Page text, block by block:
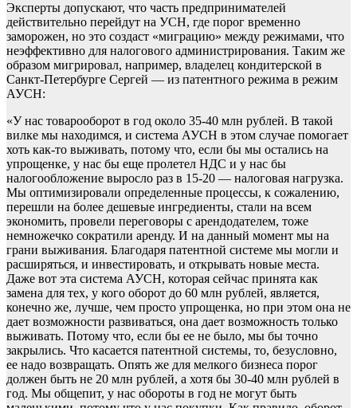
Эксперты допускают, что часть предпринимателей
действительно перейдут на УСН, где порог временно
заморожен, но это создаст «миграцию» между режимами, что
неэффективно для налогового администрирования. Таким же
образом мигрировал, например, владелец кондитерской в
Санкт-Петербурге Сергей — из патентного режима в режим
АУСН:
«У нас товарооборот в год около 35-40 млн рублей. В такой
вилке мы находимся, и система АУСН в этом случае помогает
хоть как-то выживать, потому что, если бы мы остались на
упрощенке, у нас бы еще пролетел НДС и у нас бы
налогообложение выросло раз в 15-20 — налоговая нагрузка.
Мы оптимизировали определенные процессы, к сожалению,
перешли на более дешевые ингредиенты, стали на всем
экономить, провели переговоры с арендодателем, тоже
немножечко сократили аренду. И на данный момент мы на
грани выживания. Благодаря патентной системе мы могли и
расширяться, и инвестировать, и открывать новые места.
Даже вот эта система АУСН, которая сейчас принята как
замена для тех, у кого оборот до 60 млн рублей, является,
конечно же, лучше, чем просто упрощенка, но при этом она не
дает возможности развиваться, она дает возможность только
выживать. Потому что, если бы ее не было, мы бы точно
закрылись. Что касается патентной системы, то, безусловно,
ее надо возвращать. Опять же для мелкого бизнеса порог
должен быть не 20 млн рублей, а хотя бы 30-40 млн рублей в
год. Мы общепит, у нас обороты в год не могут быть